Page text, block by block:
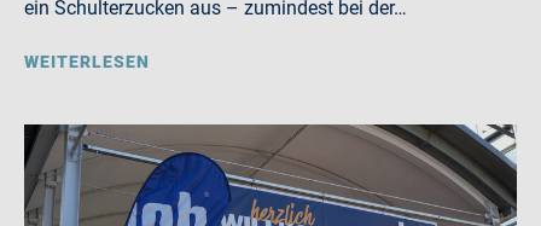
ein Schulterzucken aus – zumindest bei der…
WEITERLESEN